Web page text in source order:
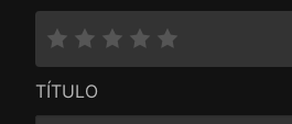
TÍTULO